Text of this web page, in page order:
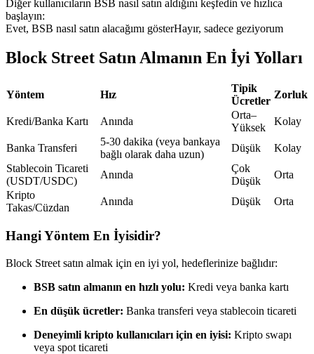
USDC Vadeli İşlemleri
USDC'yi teminat olarak kullanan vadeli işlemler
Kopya Ticaret
En iyi traderlarla güçlerinizi birleştirin
Kopya Tüccarı Olun
Diğer kullanıcıların BSB nasıl satın aldığını keşfedin ve hızlıca
başlayın:
Evet, BSB nasıl satın alacağımı gösterHayır, sadece geziyorum
Block Street Satın Almanın En İyi Yolları
Yöntem Hız
Tipik
Ücretler
Zorluk
Kredi/Banka Kartı Anında
Orta–
Yüksek
Kolay
Banka Transferi
5-30 dakika (veya bankaya
bağlı olarak daha uzun)
Düşük
Kolay
Stablecoin Ticareti
(USDT/USDC)
Anında
Çok
Düşük
Orta
Kripto
Takas/Cüzdan
Anında Düşük Orta
Hangi Yöntem En İyisidir?
Block Street satın almak için en iyi yol, hedeflerinize bağlıdır:
BSB satın almanın en hızlı yolu: Kredi veya banka kartı
En düşük ücretler: Banka transferi veya stablecoin ticareti
Deneyimli kripto kullanıcıları için en iyisi: Kripto swapı
veya spot ticareti